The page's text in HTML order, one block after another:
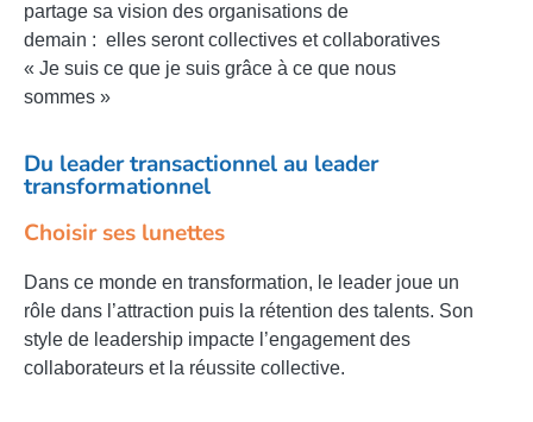
partage sa vision des organisations de
demain : elles seront collectives et collaboratives
« Je suis ce que je suis grâce à ce que nous
sommes »
Du leader transactionnel au leader
transformationnel
Choisir ses lunettes
Dans ce monde en transformation, le leader joue un
rôle dans l’attraction puis la rétention des talents. Son
style de leadership impacte l’engagement des
collaborateurs et la réussite collective.